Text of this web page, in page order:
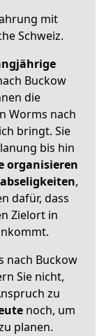
mit
Schweiz.
Buckow
die
Worms nach
bringt. Sie
bis hin
organisieren
,
dafür, dass
Zielort in
nach Buckow
Sie nicht,
zu
noch, um
planen.